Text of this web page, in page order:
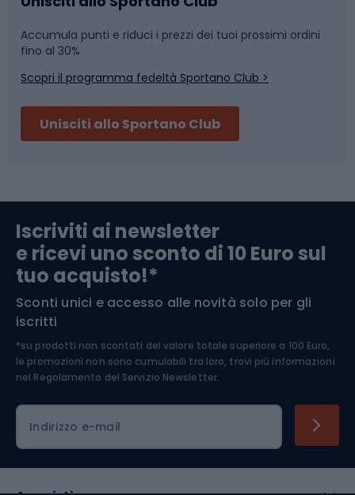
Skitouring
Abbigliamento da escursionismo
Pattinaggio
Componenti per biciclette
Arrampicata
Medicina dello sport
Abbigliamento ciclistico
Accumula punti e riduci i prezzi dei tuoi prossimi ordini
fino al 30%
Scopri il programma fedeltà Sportano Club >
Unisciti allo Sportano Club
Iscriviti ai newsletter
e ricevi uno sconto di 10 Euro sul
tuo acquisto!*
Sconti unici e accesso alle novità solo per gli
iscritti
*su prodotti non scontati del valore totale superiore a 100 Euro,
le promozioni non sono cumulabili tra loro, trovi più informazioni
nel Regolamento del Servizio Newsletter.
Indirizzo e-mail